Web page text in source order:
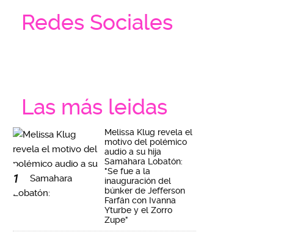
Redes Sociales
Las más leidas
1
Melissa Klug revela el
motivo del polémico
audio a su hija
Samahara Lobatón:
"Se fue a la
inauguración del
búnker de Jefferson
Farfán con Ivanna
Yturbe y el Zorro
Zupe"